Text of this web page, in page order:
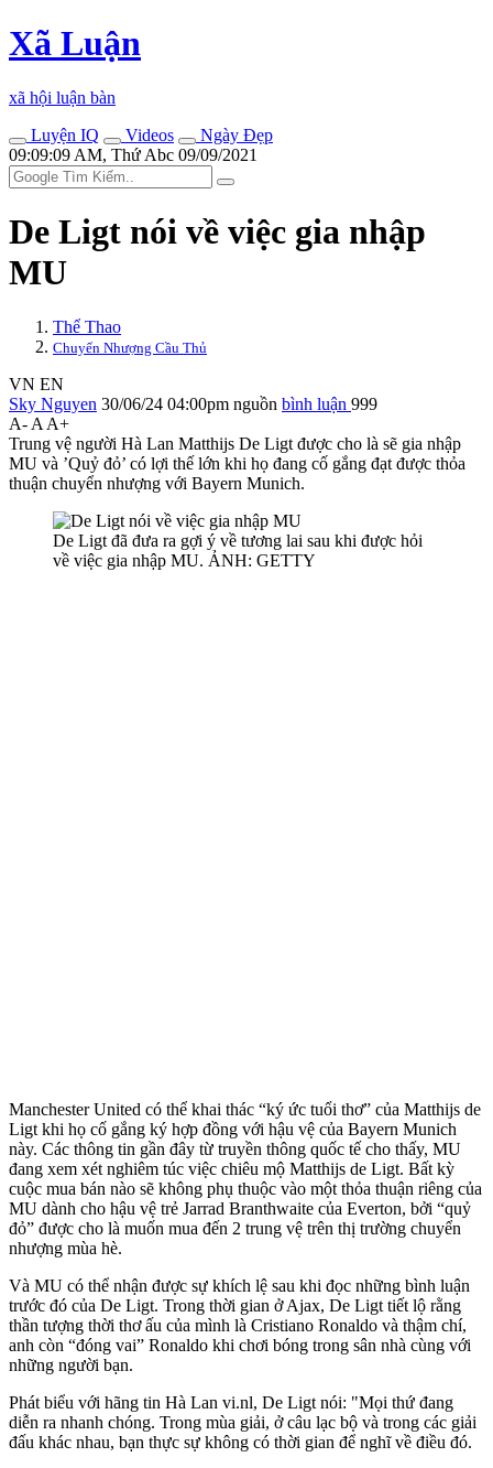
Xã Luận
xã hội luận bàn
Luyện IQ
Videos
Ngày Đẹp
09:09:09 AM, Thứ Abc 09/09/2021
De Ligt nói về việc gia nhập
MU
Thể Thao
Chuyển Nhượng Cầu Thủ
VN EN
Sky Nguyen 30/06/24 04:00pm nguồn bình luận 999
A- A A+
Trung vệ người Hà Lan Matthijs De Ligt được cho là sẽ gia nhập
MU và ’Quỷ đỏ’ có lợi thế lớn khi họ đang cố gắng đạt được thỏa
thuận chuyển nhượng với Bayern Munich.
De Ligt đã đưa ra gợi ý về tương lai sau khi được hỏi
về việc gia nhập MU. ẢNH: GETTY
Manchester United có thể khai thác “ký ức tuổi thơ” của Matthijs de
Ligt khi họ cố gắng ký hợp đồng với hậu vệ của Bayern Munich
này. Các thông tin gần đây từ truyền thông quốc tế cho thấy, MU
đang xem xét nghiêm túc việc chiêu mộ Matthijs de Ligt. Bất kỳ
cuộc mua bán nào sẽ không phụ thuộc vào một thỏa thuận riêng của
MU dành cho hậu vệ trẻ Jarrad Branthwaite của Everton, bởi “quỷ
đỏ” được cho là muốn mua đến 2 trung vệ trên thị trường chuyển
nhượng mùa hè.
Và MU có thể nhận được sự khích lệ sau khi đọc những bình luận
trước đó của De Ligt. Trong thời gian ở Ajax, De Ligt tiết lộ rằng
thần tượng thời thơ ấu của mình là Cristiano Ronaldo và thậm chí,
anh còn “đóng vai” Ronaldo khi chơi bóng trong sân nhà cùng với
những người bạn.
Phát biểu với hãng tin Hà Lan vi.nl, De Ligt nói: "Mọi thứ đang
diễn ra nhanh chóng. Trong mùa giải, ở câu lạc bộ và trong các giải
đấu khác nhau, bạn thực sự không có thời gian để nghĩ về điều đó.